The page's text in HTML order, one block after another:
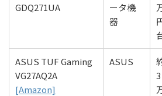
GDQ271UA
ータ機
器
ASUS TUF Gaming
VG27AQ2A
[Amazon]
ASUS
3